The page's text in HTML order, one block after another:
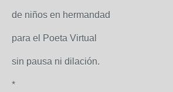
de niños en hermandad
para el Poeta Virtual
sin pausa ni dilación.
*